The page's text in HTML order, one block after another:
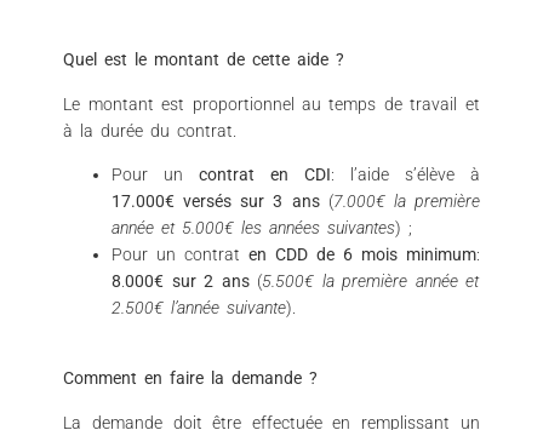
Quel est le montant de cette aide ?
Le montant est proportionnel au temps de travail et
à la durée du contrat.
Pour uncontrat en CDI: l’aide s’élève à
17.000€ versés sur 3 ans(7.000€ la première
année et 5.000€ les années suivantes) ;
Pour un contraten CDD de 6 mois minimum:
8 .000€ sur 2 ans(5.500€ la première année et
2.500€ l’année suivante).
Comment en faire la demande ?
La demande doit être effectuée en remplissant un